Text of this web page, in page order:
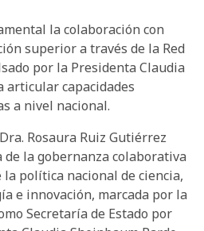
la colaboración con
superior a través de la Red
por la Presidenta Claudia
articular capacidades
a nivel nacional.
Rosaura Ruiz Gutiérrez
la gobernanza colaborativa
política nacional de ciencia,
e innovación, marcada por la
Secretaría de Estado por